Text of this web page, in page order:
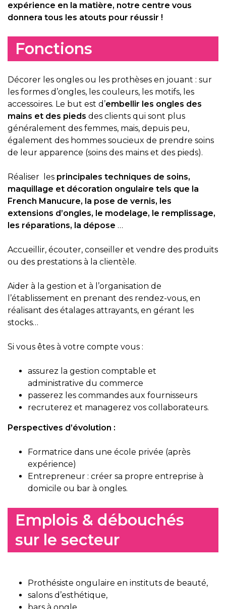
expérience en la matière, notre centre vous
donnera tous les atouts pour réussir !
Fonctions
Décorer les ongles ou les prothèses en jouant : sur
les formes d’ongles, les couleurs, les motifs, les
accessoires. Le but est d’embellir les ongles des
mains et des pieds des clients qui sont plus
généralement des femmes, mais, depuis peu,
également des hommes soucieux de prendre soins
de leur apparence (soins des mains et des pieds).
Réaliser les principales techniques de soins,
maquillage et décoration ongulaire tels que la
French Manucure, la pose de vernis, les
extensions d’ongles, le modelage, le remplissage,
les réparations, la dépose …
Accueillir, écouter, conseiller et vendre des produits
ou des prestations à la clientèle.
Aider à la gestion et à l’organisation de
l’établissement en prenant des rendez-vous, en
réalisant des étalages attrayants, en gérant les
stocks…
Si vous êtes à votre compte vous :
assurez la gestion comptable et
administrative du commerce
passerez les commandes aux fournisseurs
recruterez et managerez vos collaborateurs.
Perspectives d’évolution :
Formatrice dans une école privée (après
expérience)
Entrepreneur : créer sa propre entreprise à
domicile ou bar à ongles.
Emplois & débouchés
sur le secteur
Prothésiste ongulaire en instituts de beauté,
salons d’esthétique,